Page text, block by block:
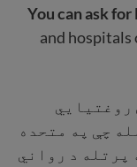
You can ask
and
روغتیايي
چې په متحده
پرتله د رواني